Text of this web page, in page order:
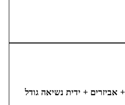
+ ידית נשיאה גודל